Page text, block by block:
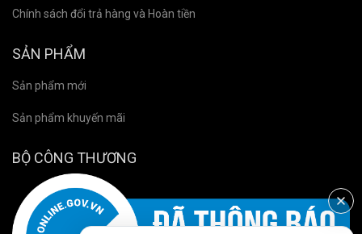
Chính sách đổi trả hàng và Hoàn tiền
SẢN PHẨM
Sản phẩm mới
Sản phẩm khuyến mãi
BỘ CÔNG THƯƠNG